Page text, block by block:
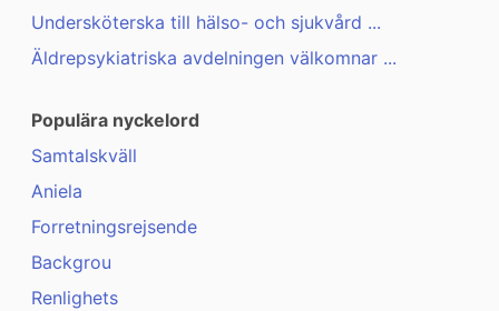
Undersköterska till hälso- och sjukvård ...
Äldrepsykiatriska avdelningen välkomnar ...
Populära nyckelord
Samtalskväll
Aniela
Forretningsrejsende
Backgrou
Renlighets